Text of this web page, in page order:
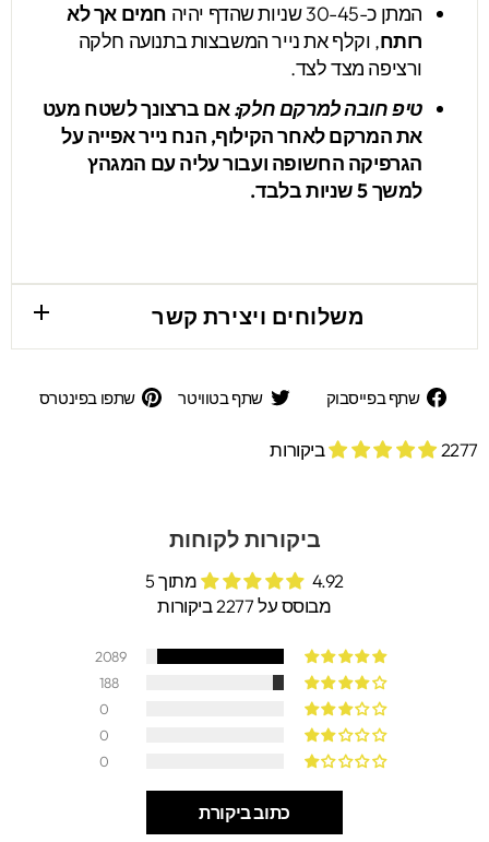
המתן כ-30-45 שניות שהדף יהיה
חמים אך לא
רותח, וקלף את נייר המשבצות בתנועה חלקה
ורציפה מצד לצד.
טיפ חובה למרקם חלק:אם ברצונך לשטח מעט
את המרקם לאחר הקילוף, הנח נייר אפייה על
הגרפיקה החשופה ועבור עליה עם המגהץ
למשך 5 שניות בלבד.
משלוחים ויצירת קשר
שתף בפייסבוק
שתף
שתף בטוויטר
שתףשתפו בפינטרס
2277 ביקורות
ביקורות לקוחות
4.92 מתוך 5
מבוסס על 2277 ביקורות
2089
188
0
0
0
כתוב ביקורת